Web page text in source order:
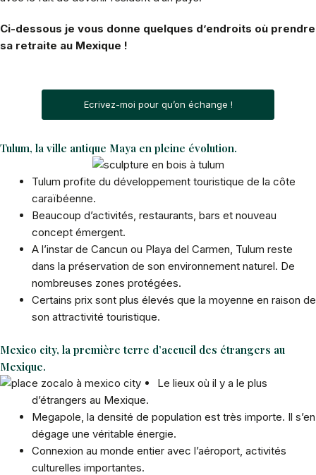
Ci-dessous je vous donne quelques d’endroits où prendre
sa retraite au Mexique !
Ecrivez-moi pour qu’on échange !
Tulum, la ville antique Maya en pleine évolution.
Tulum profite du développement touristique de la côte
caraïbéenne.
Beaucoup d’activités, restaurants, bars et nouveau
concept émergent.
A l’instar de Cancun ou Playa del Carmen, Tulum reste
dans la préservation de son environnement naturel. De
nombreuses zones protégées.
Certains prix sont plus élevés que la moyenne en raison de
son attractivité touristique.
Mexico city, la première terre d’accueil des étrangers au
Mexique.
Le lieux où il y a le plus
d’étrangers au Mexique.
Megapole, la densité de population est très importe. Il s’en
dégage une véritable énergie.
Connexion au monde entier avec l’aéroport, activités
culturelles importantes.